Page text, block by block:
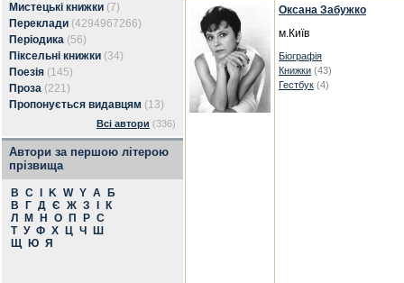
Мистецькі книжки (7)
Переклади (4294967266)
Періодика (56)
Піксельні книжки (34)
Поезія (145)
Проза (221)
Пропонується видавцям (13)
Всі автори (336)
Автори за першою літерою
прізвища
B C K W Y А
Б
В
Г Д Є Ж З
К
Л
М Н О П Р С
Т У Ф Х Ц Ч
Ш
Щ
Ю Я
Оксана Забужко
м.Київ
Біографія
Книжки (43)
Гестбук (4)